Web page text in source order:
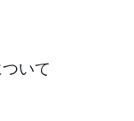
いて